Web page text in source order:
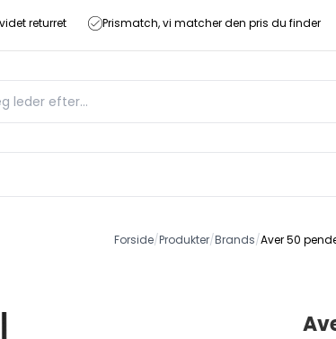
returret Prismatch, vi matcher den pris du finder
Forside/Produkter/Brands/Aver 50